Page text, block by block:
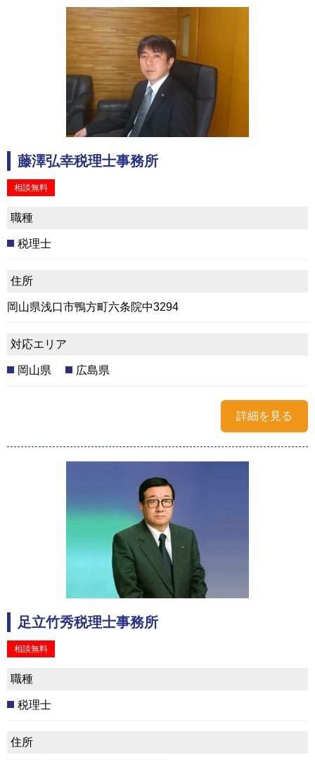
藤澤弘幸税理士事務所
相談無料
職種
税理士
住所
岡山県浅口市鴨方町六条院中3294
対応エリア
岡山県 広島県
詳細を見る
足立竹秀税理士事務所
相談無料
職種
税理士
住所